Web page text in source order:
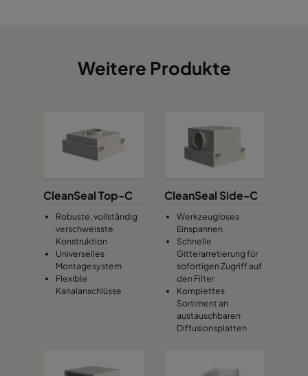
CSL-4W-6P6 651
Weitere Produkte
CleanSeal Top-C
Robuste, vollständig
verschweisste
Konstruktion
Universelles
Montagesystem
Flexible
Kanalanschlüsse
CleanSeal Side-C
Werkzeugloses
Einspannen
Schnelle
Gitterarretierung für
sofortigen Zugriff auf
den Filter
Komplettes
Sortiment an
austauschbaren
Diffusionsplatten